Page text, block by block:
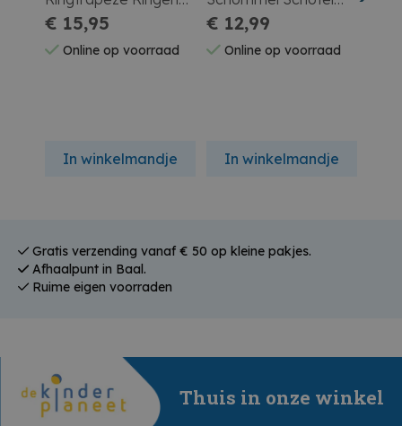
Groen
€ 15,95
Online op voorraad
In winkelmandje
Pvc Groen
€ 12,99
Online op voorraad
In winkelmandje
Gratis verzending vanaf € 50 op kleine pakjes.
Afhaalpunt in Baal.
Ruime eigen voorraden
Thuis in onze winkel